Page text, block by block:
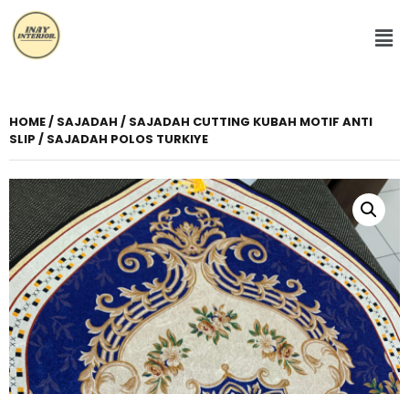
HOME/ SAJADAH / SAJADAH CUTTING KUBAH MOTIF ANTI
SLIP / SAJADAH POLOS TURKIYE